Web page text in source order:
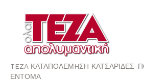
TEZA ΚΑΤΑΠΟΛΕΜHΣΗ ΚΑΤΣΑΡΙΔΕΣ-
ΕΝΤΟΜΑ